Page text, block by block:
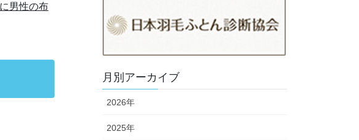
男性の布
月別アーカイブ
2026年
2025年